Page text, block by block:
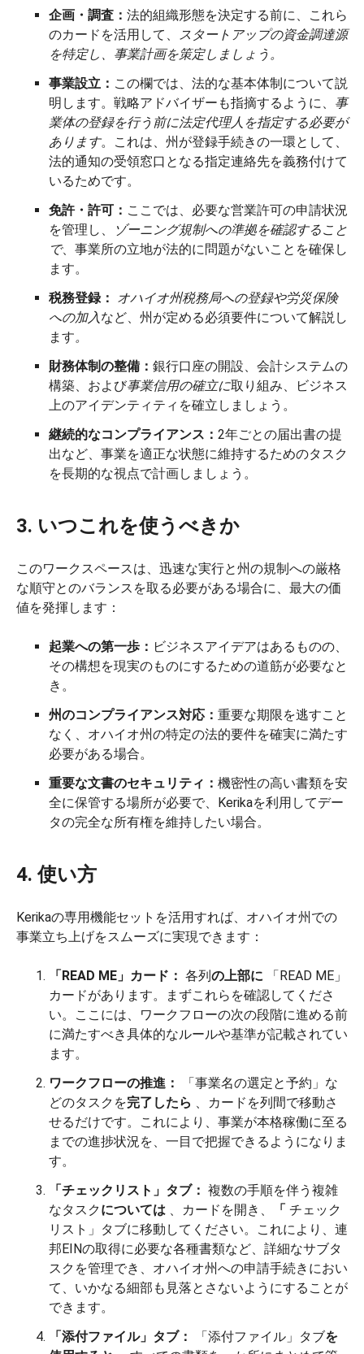
企画・調査： 法的組織形態を決定する前に、これら
のカードを活用して、 スタートアップの資金調達源
を特定し、事業計画を策定しましょう。
事業設立： この欄では、法的な基本体制について説
明します。戦略アドバイザーも指摘するように、 事
業体の登録を行う前に法定代理人を指定する必要が
あります。これは、州が登録手続きの一環として、
法的通知の受領窓口となる指定連絡先を義務付けて
いるためです。
免許・許可： ここでは、必要な営業許可の申請状況
を管理し、
ゾーニング規制への準拠を確認すること
で、事業所の立地が法的に問題がないことを確保し
ます。
税務登録： オハイオ州税務局への登録や労災保険
への加入など、州が定める必須要件について解説し
ます。
財務体制の整備： 銀行口座の開設、会計システムの
構築、および事業信用の確立に取り組み、ビジネス
上のアイデンティティを確立しましょう。
継続的なコンプライアンス： 2年ごとの届出書の提
出など、事業を適正な状態に維持するためのタスク
を長期的な視点で計画しましょう。
3. いつこれを使うべきか
このワークスペースは、迅速な実行と州の規制への厳格
な順守とのバランスを取る必要がある場合に、最大の価
値を発揮します：
起業への第一歩： ビジネスアイデアはあるものの、
その構想を現実のものにするための道筋が必要なと
き。
州のコンプライアンス対応： 重要な期限を逃すこと
なく、オハイオ州の特定の法的要件を確実に満たす
必要がある場合。
重要な文書のセキュリティ： 機密性の高い書類を安
全に保管する場所が必要で、Kerikaを利用してデー
タの完全な所有権を維持したい場合。
4. 使い方
Kerikaの専用機能セットを活用すれば、オハイオ州での
事業立ち上げをスムーズに実現できます：
「READ ME」カード： 各列 の上部に
「READ ME」
カードがあります。まずこれらを確認してくださ
い。ここには、ワークフローの次の段階に進める前
に満たすべき具体的なルールや基準が記載されてい
ます。
ワークフローの推進：
「事業名の選定と予約」な
どのタスクを完了したら 、カードを列間で移動さ
せるだけです。これにより、事業が本格稼働に至る
までの進捗状況を、一目で把握できるようになりま
す。
「チェックリスト」タブ： 複数の手順を伴う複雑
なタスク については 、カードを開き、 「 チェック
リスト」タブに移動してください。これにより、連
邦EINの取得に必要な各種書類など、詳細なサブタ
スクを管理でき、オハイオ州への申請手続きにおい
て、いかなる細部も見落とさないようにすることが
できます。
「添付ファイル」タブ：
「添付ファイル」タブを